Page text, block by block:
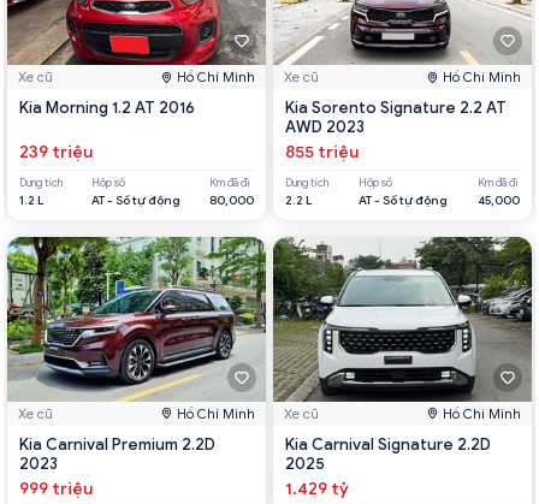
Xe cũ Hồ Chí Minh
Kia Morning 1.2 AT 2016
239 triệu
Dung tích
1.2 L
Hộp số
AT - Số tự động
Km đã đi
80,000
Xe cũ Hồ Chí Minh
Kia Carnival Premium 2.2D
2023
999 triệu
Xe cũ Hồ Chí Minh
Kia Sorento Signature 2.2 AT
AWD 2023
855 triệu
Dung tích
2.2 L
Hộp số
AT - Số tự động
Km đã đi
45,000
Xe cũ Hồ Chí Minh
Kia Carnival Signature 2.2D
2025
1.429 tỷ